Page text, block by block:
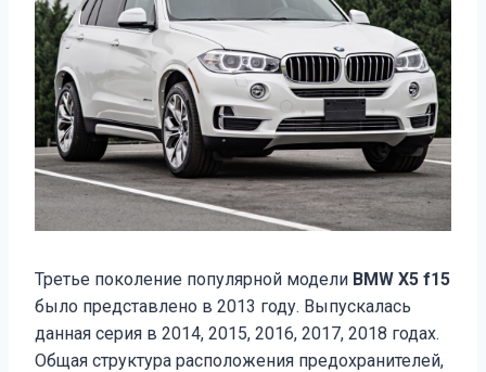
Третье поколение популярной модели BMW X5 f15
было представлено в 2013 году. Выпускалась
данная серия в 2014, 2015, 2016, 2017, 2018 годах.
Общая структура расположения предохранителей,